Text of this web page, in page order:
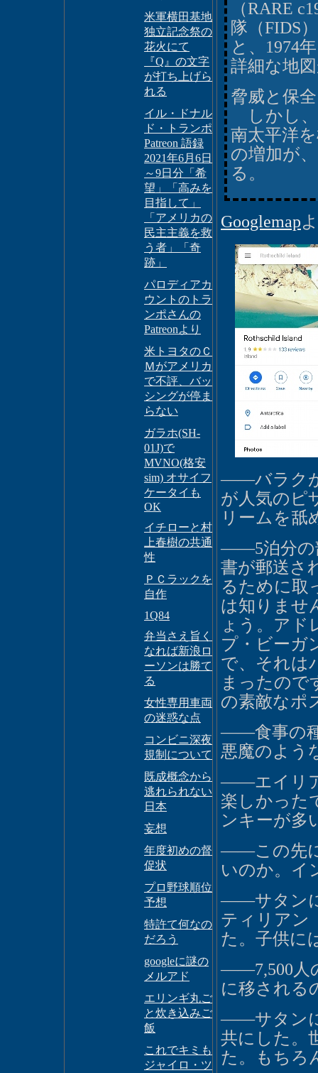
米軍横田基地
独立記念祭の
花火にて
『Q』の文字
が打ち上げら
れる
イル・ドナル
ド・トランポ
Patreon 語録
2021年6月6日
～9日分「希
望」「高みを
目指して」
「アメリカの
民主主義を救
う者」「奇
跡」
パロディアカ
ウントのトラ
ンポさんの
Patreonより
米トヨタのＣ
Ｍがアメリカ
で不評、バッ
シングが停ま
らない
ガラホ(SH-
01J)で
MVNO(格安
sim) オサイフ
ケータイも
OK
イチローと村
上春樹の共通
性
ＰＣラックを
自作
1Q84
弁当さえ旨く
なれば新浪ロ
ーソンは勝て
る
女性専用車両
の迷惑な点
コンビニ深夜
規制について
既成概念から
逃れられない
日本
妄想
年度初めの督
促状
プロ野球順位
予想
特許て何なの
だろう
googleに謎の
メルアド
エリンギ丸ご
と炊き込みご
飯
これでキミも
ジャイロ・ツ
（RARE
隊（FIDS
と、1974
詳細な地
脅威と保全
しかし、
南太平洋
の増加が
る。
Googlemap
――バラク
が人気のピ
リームを舐
――5泊分の
書が郵送さ
るために取
は知りませ
ょう。アド
プ・ビーガ
で、それは
まったので
の素敵なポ
――食事の
悪魔のよう
――エイリ
楽しかった
ンキーが多
――この先
いのか。イ
――サタン
ティリアン
た。子供に
――7,500人
に移される
――サタン
共にした。
た。もちろ